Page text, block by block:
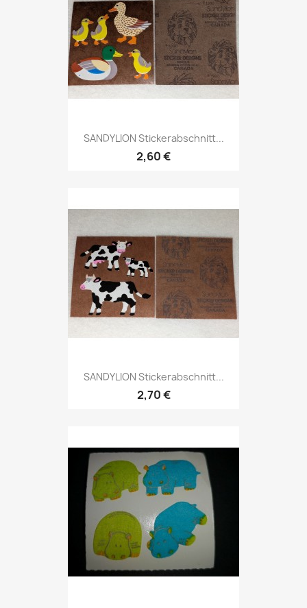
SANDYLION Stickerabschnitt...
2,60 €
SANDYLION Stickerabschnitt...
2,70 €